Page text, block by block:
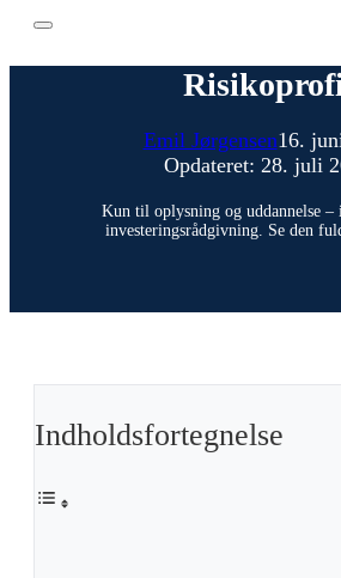
Emil Jørgensen16.
Opdateret: 28. juli
Kun til oplysning og uddannelse –
investeringsrådgivning. Se den
Indholdsfortegnelse